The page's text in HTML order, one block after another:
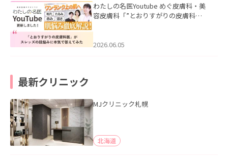
わたしの名医Youtube めぐ皮膚科・美
容皮膚科「”とおりすがりの皮膚科
2026.06.05
最新クリニック
MJクリニック札幌
北海道